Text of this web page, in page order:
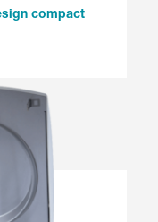
compact